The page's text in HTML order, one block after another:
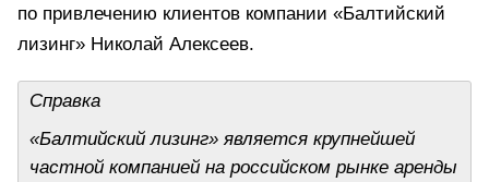
по привлечению клиентов компании «Балтийский
лизинг» Николай Алексеев.
Справка
«Балтийский лизинг» является крупнейшей
частной компанией на российском рынке аренды